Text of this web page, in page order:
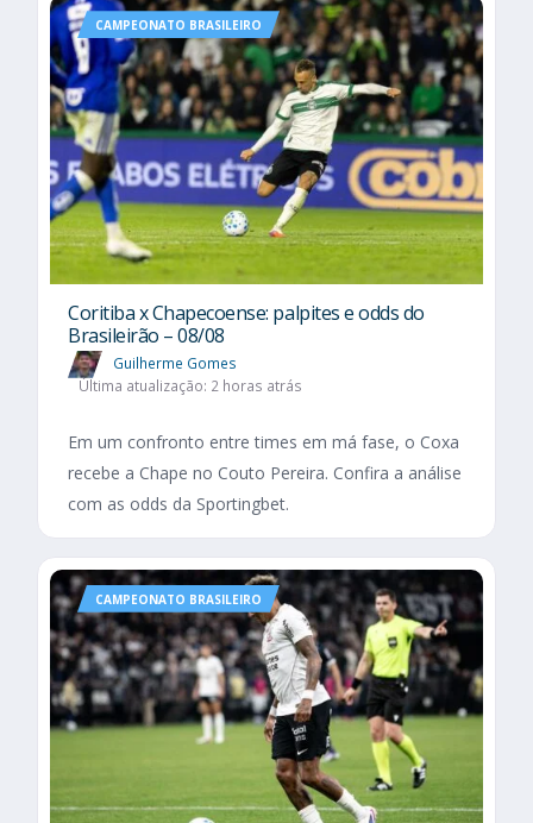
CAMPEONATO BRASILEIRO
Coritiba x Chapecoense: palpites e odds do
Brasileirão – 08/08
Guilherme Gomes
Última atualização: 2 horas atrás
Em um confronto entre times em má fase, o Coxa
recebe a Chape no Couto Pereira. Confira a análise
com as odds da Sportingbet.
CAMPEONATO BRASILEIRO